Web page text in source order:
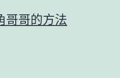
哥哥的方法